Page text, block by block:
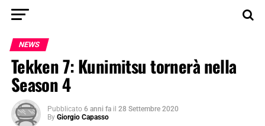
NEWS
Tekken 7: Kunimitsu tornerà nella
Season 4
Pubblicato 6 anni fa il 28 Settembre 2020
By Giorgio Capasso